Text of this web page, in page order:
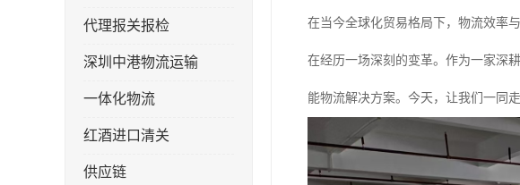
代理报关报检
深圳中港物流运输
一体化物流
红酒进口清关
供应链
在当今全球化贸易格局下，物流效率
在经历一场深刻的变革。作为一家深
能物流解决方案。今天，让我们一同